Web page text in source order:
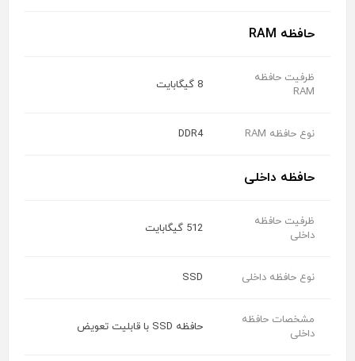
حافظه RAM
ظرفیت حافظه
RAM
8 گیگابایت
نوع حافظه RAM DDR4
حافظه داخلی
ظرفیت حافظه
داخلی
512 گیگابایت
نوع حافظه داخلی SSD
مشخصات حافظه
داخلی
حافظه SSD با قابلیت تعویض